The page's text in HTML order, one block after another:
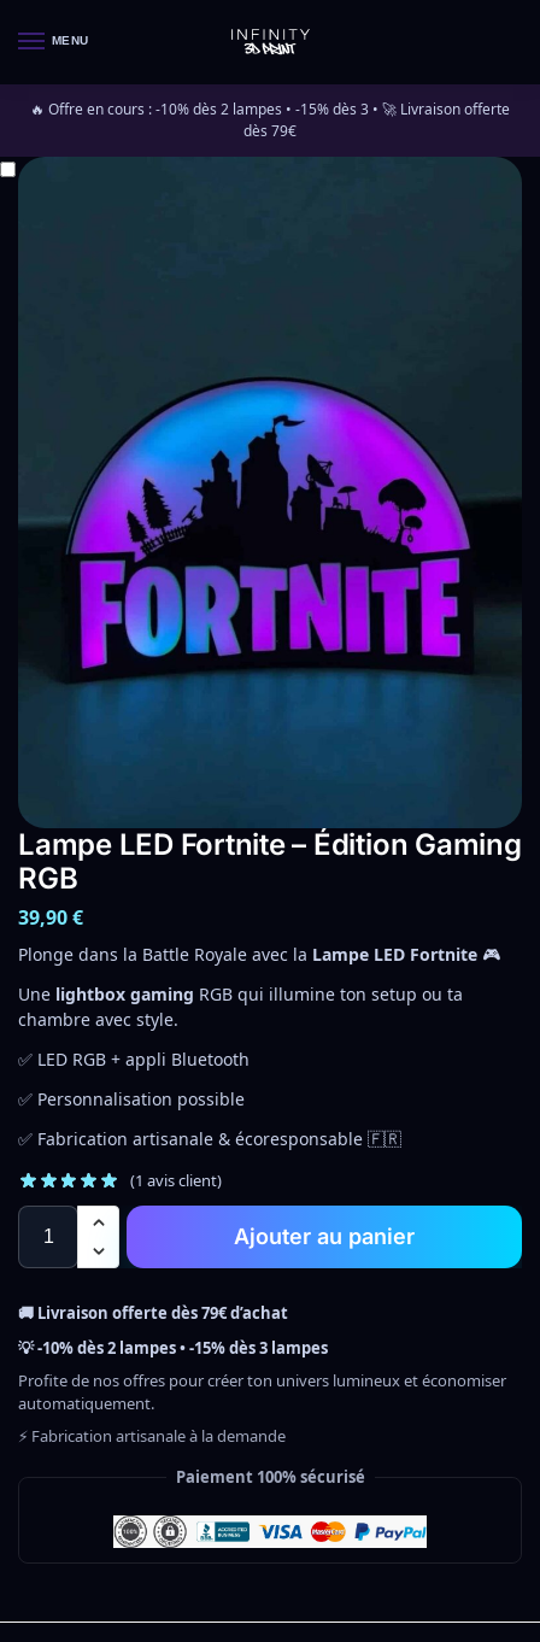
MENU
🔥 Offre en cours : -10% dès 2 lampes • -15% dès 3 • 🚀 Livraison offerte
dès 79€
Lampe LED Fortnite – Édition Gaming
RGB
39,90€
Plonge dans la Battle Royale avec la Lampe LED Fortnite 🎮
Une lightbox gaming RGB qui illumine ton setup ou ta
chambre avec style.
✅ LED RGB + appli Bluetooth
✅ Personnalisation possible
✅ Fabrication artisanale & écoresponsable 🇫🇷
(1 avis client)
Ajouter au panier
🚚 Livraison offerte dès 79€ d’achat
💡 -10% dès 2 lampes • -15% dès 3 lampes
Profite de nos offres pour créer ton univers lumineux et économiser
automatiquement.
⚡ Fabrication artisanale à la demande
Paiement 100% sécurisé